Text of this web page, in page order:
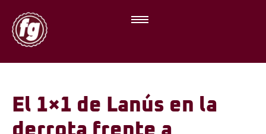
El 1×1 de Lanús en la